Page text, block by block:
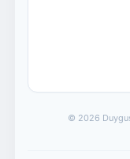
© 2026